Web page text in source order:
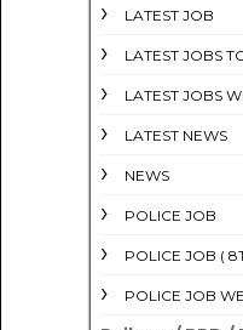
LATEST JOB
LATEST JOBS
LATEST JOBS
LATEST NEWS
NEWS
POLICE JOB
POLICE JOB (
POLICE JOB